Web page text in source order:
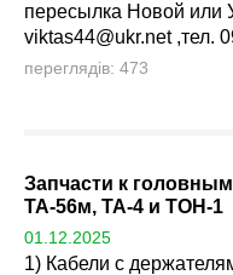
пересылка Новой или
viktas44@ukr.net,тел.
переглядів: 473
Запчасти к
ТА-56м, ТА-4 и ТОН-1
01.12.2025
1) Кабели с